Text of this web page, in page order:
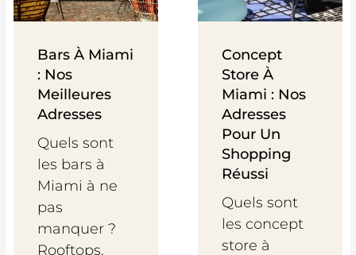
Bars À Miami
: Nos
Meilleures
Adresses
Quels sont
les bars à
Miami à ne
pas
manquer ?
Rooftops,
Concept
Store À
Miami : Nos
Adresses
Pour Un
Shopping
Réussi
Quels sont
les concept
store à